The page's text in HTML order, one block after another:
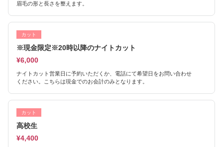
眉毛の形と長さを整えます。
カット
※現金限定※20時以降のナイトカット
¥6,000
ナイトカット営業日に予約いただくか、電話にて希望日をお問い合わせ
ください。こちらは現金でのお会計のみとなります。
カット
高校生
¥4,400